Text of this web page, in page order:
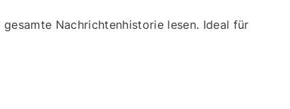
Nachrichtenhistorie lesen. Ideal für